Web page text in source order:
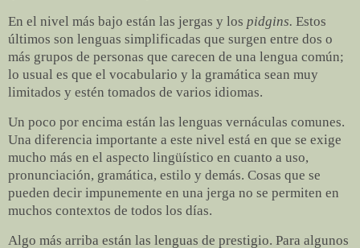
En el nivel más bajo están las jergas y los pidgins. Estos
últimos son lenguas simplificadas que surgen entre dos o
más grupos de personas que carecen de una lengua común;
lo usual es que el vocabulario y la gramática sean muy
limitados y estén tomados de varios idiomas.
Un poco por encima están las lenguas vernáculas comunes.
Una diferencia importante a este nivel está en que se exige
mucho más en el aspecto lingüístico en cuanto a uso,
pronunciación, gramática, estilo y demás. Cosas que se
pueden decir impunemente en una jerga no se permiten en
muchos contextos de todos los días.
Algo más arriba están las lenguas de prestigio. Para algunos